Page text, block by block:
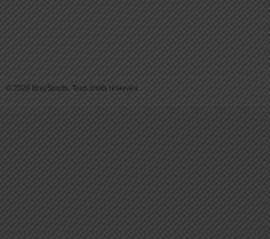
© 2026 BraySports. Tous droits reservés.